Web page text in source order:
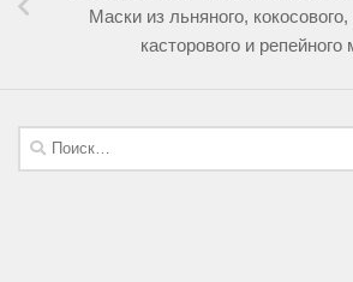
Маски из льняного, кокосового,
касторового и репейного